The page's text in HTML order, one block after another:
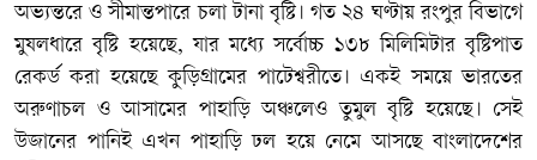
অভ্যন্তরে ও সীমান্তপারে চলা টানা বৃষ্টি। গত ২৪ ঘণ্টায় রংপুর বিভাগে
মুষলধারে বৃষ্টি হয়েছে, যার মধ্যে সর্বোচ্চ ১৩৮ মিলিমিটার বৃষ্টিপাত
রেকর্ড করা হয়েছে কুড়িগ্রামের পাটেশ্বরীতে। একই সময়ে ভারতের
অরুণাচল ও আসামের পাহাড়ি অঞ্চলেও তুমুল বৃষ্টি হয়েছে। সেই
উজানের পানিই এখন পাহাড়ি ঢল হয়ে নেমে আসছে বাংলাদেশের